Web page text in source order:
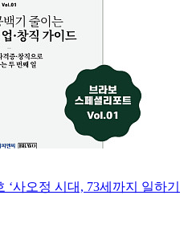
‘사오정 시대, 73세까지 일하기